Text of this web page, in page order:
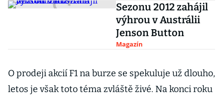
Sezonu 2012 zahájil
výhrou v Austrálii
Jenson Button
Magazín
O prodeji akcií F1 na burze se spekuluje už dlouho,
letos je však toto téma zvláště živé. Na konci roku